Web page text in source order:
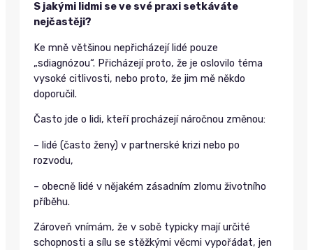
S jakými lidmi se ve své praxi setkáváte
nejčastěji?
Ke mně většinou nepřicházejí lidé pouze
„sdiagnózou“. Přicházejí proto, že je oslovilo téma
vysoké citlivosti, nebo proto, že jim mě někdo
doporučil.
Často jde o lidi, kteří procházejí náročnou změnou:
– lidé (často ženy) v partnerské krizi nebo po
rozvodu,
– obecně lidé v nějakém zásadním zlomu životního
příběhu.
Zároveň vnímám, že v sobě typicky mají určité
schopnosti a sílu se stěžkými věcmi vypořádat, jen